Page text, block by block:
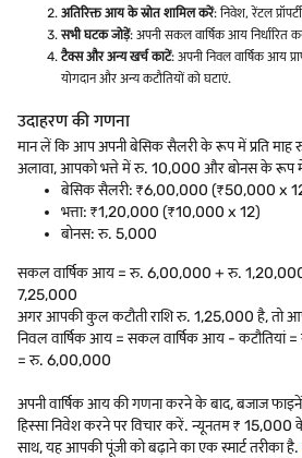
अतिरिक्त आय के स्रोत शामिल करें: निवेश, रेंटल
सभी घटक जोड़ें: अपनी सकल वार्षिक आय
टैक्स और अन्य खर्च काटें: अपनी निवल वार्षिक आय
योगदान और अन्य कटौतियों को घटाएं.
उदाहरण की गणना
मान लें कि आप अपनी बेसिक सैलरी के रूप में प्रति
अलावा, आपको भत्ते में रु. 10,000 और बोनस के रूप में
बेसिक सैलरी: ₹6,00,000 (₹50,000 x
भत्ता: ₹1,20,000 (₹10,000 x 12)
बोनस: रु. 5,000
सकल वार्षिक आय = रु. 6,00,000 + रु.
7,25,000
अगर आपकी कुल कटौती राशि रु. 1,25,000 है, तो
निवल वार्षिक आय = सकल वार्षिक आय -
= रु. 6,00,000
अपनी वार्षिक आय की गणना करने के बाद, बजाज
हिस्सा निवेश करने पर विचार करें. न्यूनतम ₹ 15,000
साथ, यह आपकी पूंजी को बढ़ाने का एक स्मार्ट तरीका है.